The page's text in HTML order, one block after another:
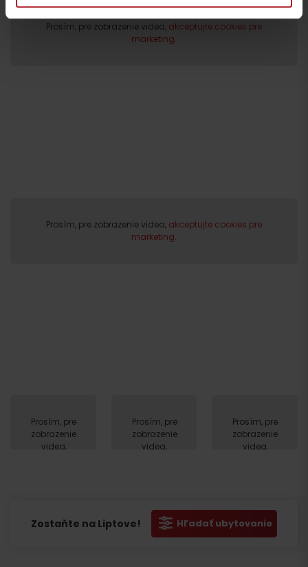
Prosím, pre zobrazenie videa, akceptujte cookies pre
marketing.
Prosím, pre zobrazenie videa, akceptujte cookies pre
marketing.
Prosím, pre
zobrazenie
videa,
Prosím, pre
zobrazenie
videa,
Prosím, pre
zobrazenie
videa,
Zostaňte na Liptove! Hľadať ubytovanie